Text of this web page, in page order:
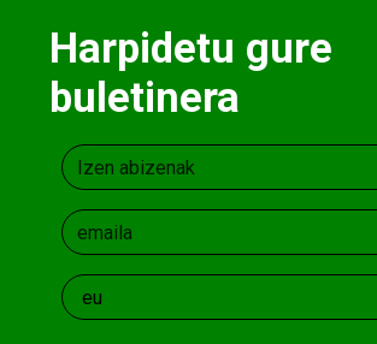
Harpidetu gure
buletinera